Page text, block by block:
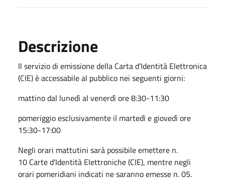
Descrizione
Il servizio di emissione della Carta d'Identità Elettronica
(CIE) è accessabile al pubblico nei seguenti giorni:
mattino dal lunedì al venerdì ore 8:30-11:30
pomeriggio esclusivamente il martedì e giovedì ore
15:30-17:00
Negli orari mattutini sarà possibile emettere n.
10 Carte d'Identità Elettroniche (CIE), mentre negli
orari pomeridiani indicati ne saranno emesse n. 05.